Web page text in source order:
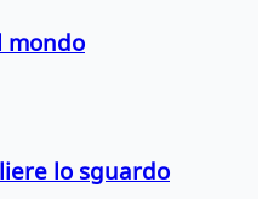
mondo
lo sguardo